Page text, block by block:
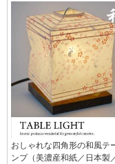
おしゃれな四角形の和風テ
ンプ（美濃産和紙／日本製